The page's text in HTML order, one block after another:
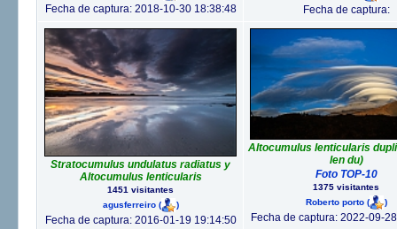
Fecha de captura: 2018-10-30 18:38:48 Fecha de captura:
Stratocumulus undulatus radiatus y
Altocumulus lenticularis
1451 visitantes
agusferreiro( )
Fecha de captura: 2016-01-19 19:14:50
Altocumulus lenticularis
len du)
Foto TOP-10
1375 visitantes
Roberto porto( )
Fecha de captura: 2022-09-